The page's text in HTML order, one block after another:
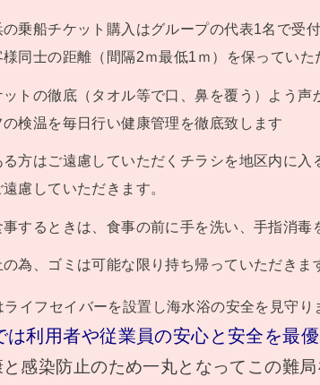
の乗船チケット購入はグループの代表1名で受
様同士の距離（間隔2ｍ最低1ｍ）を保っていた
トの徹底（タオル等で口、鼻を覆う）よう声
の検温を毎日行い健康管理を徹底致します
方はご遠慮していただくチラシを地区内に入
慮していただきます。
するときは、食事の前に手を洗い、手指消毒
為、ゴミは可能な限り持ち帰っていただきま
ライフセイバーを設置し海水浴の安全を見守り
は利用者や従業員の安心と安全を最
感染防止のため一丸となってこの難局